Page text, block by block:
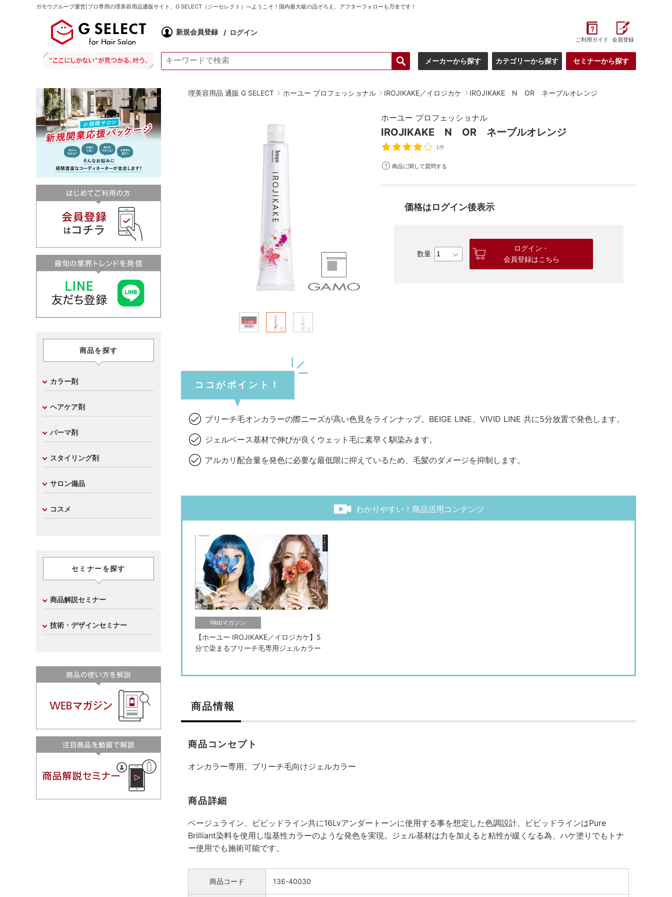
ガモウグループ運営|プロ専用の理美容用品通販サイト、G SELECT（ジーセレクト）へようこそ！国内最大級の品ぞろえ、アフターフォローも万全です！
ご利用ガイド 会員登録
メーカーから探す カテゴリーから探す セミナーから探す
新規会員登録 ログイン
理美容用品 通販 G SELECT ホーユー プロフェッショナル IROJIKAKE／イロジカケ IROJIKAKE N OR ネーブルオレンジ
ホーユー プロフェッショナル
IROJIKAKE N OR ネーブルオレンジ
1件
商品に関して質問する
価格はログイン後表示
ログイン・
会員登録はこちら
ココがポイント！
ブリーチ毛オンカラーの際ニーズが高い色見をラインナップ。BEIGE LINE、VIVID LINE 共に5分放置で発色します。
ジェルベース基材で伸びが良くウェット毛に素早く馴染みます。
アルカリ配合量を発色に必要な最低限に抑えているため、毛髪のダメージを抑制します。
わかりやすい！商品活用コンテンツ
Webマガジン
【ホーユー IROJIKAKE／イロジカケ】5
分で染まるブリーチ毛専用ジェルカラー
商品情報
商品コンセプト
オンカラー専用、ブリーチ毛向けジェルカラー
商品詳細
ベージュライン、ビビッドライン共に16Lvアンダートーンに使用する事を想定した色調設計、ビビッドラインはPure
Brilliant染料を使用し塩基性カラーのような発色を実現。ジェル基材は力を加えると粘性が緩くなる為、ハケ塗りでもトナ
ー使用でも施術可能です。
商品コード 136-40030
商品を探す
カラー剤
ヘアケア剤
パーマ剤
スタイリング剤
サロン備品
コスメ
セミナーを探す
商品解説セミナー
技術・デザインセミナー